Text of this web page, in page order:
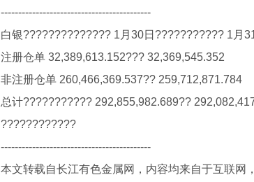
-------------------------------------------
白银?????????????? 1月30日??????????? 1月
注册仓单 32,389,613.152??? 32,369,545.352
非注册仓单 260,466,369.537?? 259,712,871.784
总计??????????? 292,855,982.689??
????????????
-------------------------------------------
本文转载自长江有色金属网，内容均来自于互联